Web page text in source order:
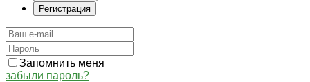
Регистрация
Запомнить меня
забыли пароль?